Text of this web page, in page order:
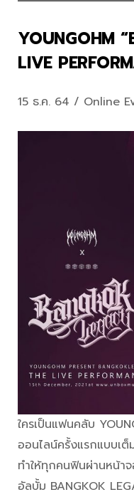
YOUNGOHM
LIVE
15 ธ.ค. 64 / Online
ใครเป็นแฟนคลับ
ออนไลน์ครั้งแรกแบบเ
ทำให้ทุกคนฟินผ่านหน้า
อัลบั้ม BANGKOK